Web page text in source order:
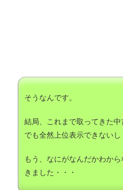
そうなんです。
結局、これまで取ってきた中
でも全然上位表示できないし
もう、なにがなんだかわから
きました・・・